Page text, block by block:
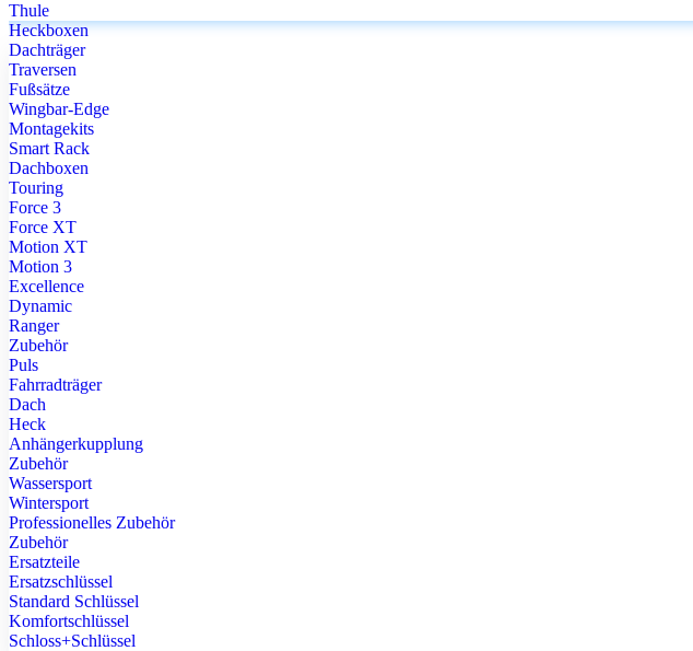
Thule
Heckboxen
Dachträger
Traversen
Fußsätze
Wingbar-Edge
Montagekits
Smart Rack
Dachboxen
Touring
Force 3
Force XT
Motion XT
Motion 3
Excellence
Dynamic
Ranger
Zubehör
Puls
Fahrradträger
Dach
Heck
Anhängerkupplung
Zubehör
Wassersport
Wintersport
Professionelles Zubehör
Zubehör
Ersatzteile
Ersatzschlüssel
Standard Schlüssel
Komfortschlüssel
Schloss+Schlüssel